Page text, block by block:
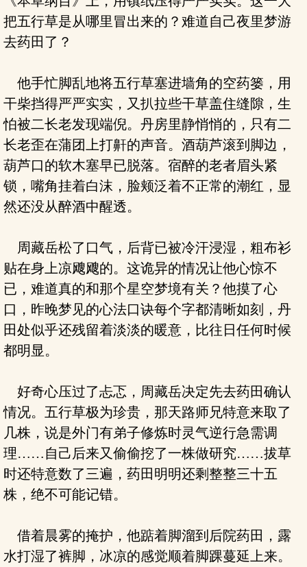
把五行草是从哪里冒出来的？难道自己夜里梦游
去药田了？
他手忙脚乱地将五行草塞进墙角的空药篓，用
干柴挡得严严实实，又扒拉些干草盖住缝隙，生
怕被二长老发现端倪。丹房里静悄悄的，只有二
长老歪在蒲团上打鼾的声音。酒葫芦滚到脚边，
葫芦口的软木塞早已脱落。宿醉的老者眉头紧
锁，嘴角挂着白沫，脸颊泛着不正常的潮红，显
然还没从醉酒中醒透。
周藏岳松了口气，后背已被冷汗浸湿，粗布衫
贴在身上凉飕飕的。这诡异的情况让他心惊不
已，难道真的和那个星空梦境有关？他摸了心
口，昨晚梦见的心法口诀每个字都清晰如刻，丹
田处似乎还残留着淡淡的暖意，比往日任何时候
都明显。
好奇心压过了忐忑，周藏岳决定先去药田确认
情况。五行草极为珍贵，那天路师兄特意来取了
几株，说是外门有弟子修炼时灵气逆行急需调
理……自己后来又偷偷挖了一株做研究……拔草
时还特意数了三遍，药田明明还剩整整三十五
株，绝不可能记错。
借着晨雾的掩护，他踮着脚溜到后院药田，露
水打湿了裤脚，冰凉的感觉顺着脚踝蔓延上来。